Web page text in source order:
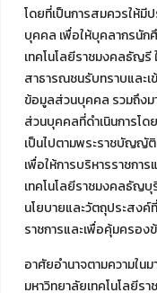
โดยที่เป็นการสมควรให้
บุคคล เพื่อให้บุคลากรนัก
เทคโนโลยีราชมงคลธัญรี
สาธารณชนรับทราบและเ
ข้อมูลส่วนบุคคล รวมถึง
ส่วนบุคคลที่ดำเนินการโด
เป็นไปตามพระราชบัญ
เพื่อให้การบริหารราชกา
เทคโนโลยีราชมงคลธัญบุ
นโยบายและวัตถุประสงค์
ราชการและเพื่อคุ้มครอ
อาศัยอำนาจตามความใ
มหาวิทยาลัยเทคโนโลยี
งานบริการวิชาการใ
โครงการส่งเสริมแล
กิจกรรมการเชื่อมโ
เกษตร ภายใต้โครงกา
กรมส่งเสริมอุตสาหกร
โครงการยกระดับเศ
ตำบล 1 มหาวิทยาลัย)